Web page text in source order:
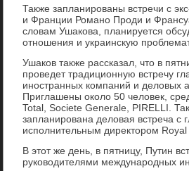
Также запланированы встречи с
и Франции Романо Проди и
словам Ушакова, планируется
отношения и украинскую
Ушаков также рассказал, что в
проведет традиционную встречу
иностранных компаний и деловых
Приглашены около 50 человек,
Total, Societe Generale, PIRELLI.
запланирована деловая встреча с
исполнительным директором Royal
В этот же день, в пятницу, Путин
руководителями международных